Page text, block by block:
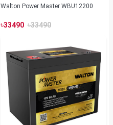
Walton Power Master WBU12200
৳33490 ৳33490